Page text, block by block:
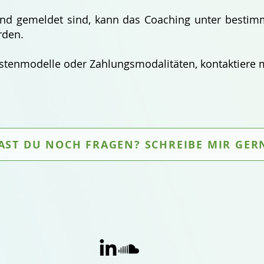
gemeldet sind, kann das Coaching unter
oder Zahlungsmodalitäten, kontaktiere
DU NOCH FRAGEN? SCHREIBE MIR